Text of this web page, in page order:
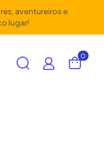
aventureiros e
lugar!
0